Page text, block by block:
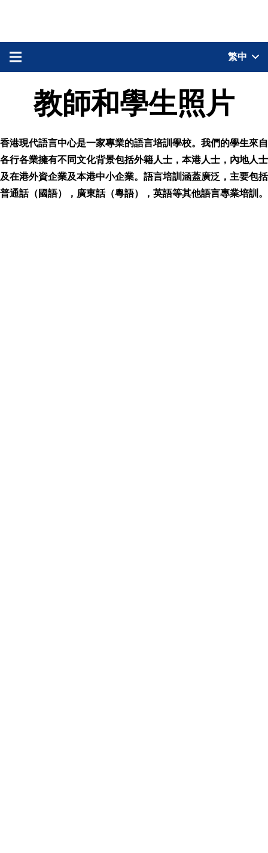
繁中
教師和學生照片
香港現代語言中心是一家專業的語言培訓學校。我們的學生來自
各行各業擁有不同文化背景包括外籍人士，本港人士，內地人士
及在港外資企業及本港中小企業。語言培訓涵蓋廣泛，主要包括
普通話（國語），廣東話（粵語），英語等其他語言專業培訓。